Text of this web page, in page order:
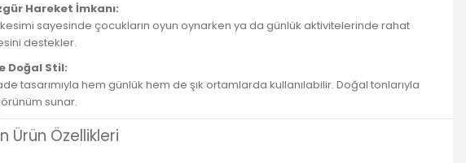
Hareket İmkanı:
sayesinde çocukların oyun oynarken ya da günlük aktivitelerinde rahat
destekler.
Doğal Stil:
tasarımıyla hem günlük hem de şık ortamlarda kullanılabilir. Doğal tonlarıyla
sunar.
Ürün Özellikleri